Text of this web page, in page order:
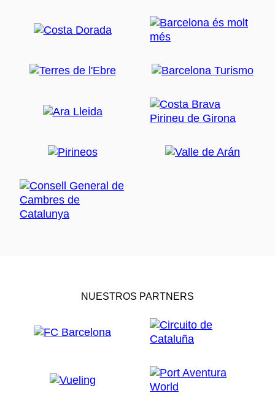
NUESTROS PARTNERS